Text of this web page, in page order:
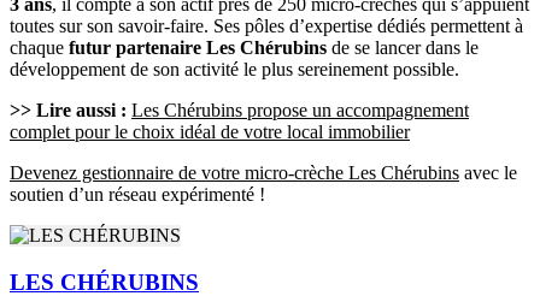
3 ans, il compte à son actif près de 250 micro-crèches qui s’appuient
toutes sur son savoir-faire. Ses pôles d’expertise dédiés permettent à
chaque futur partenaire Les Chérubins de se lancer dans le
développement de son activité le plus sereinement possible.
>> Lire aussi : Les Chérubins propose un accompagnement
complet pour le choix idéal de votre local immobilier
Devenez gestionnaire de votre micro-crèche Les Chérubins avec le
soutien d’un réseau expérimenté !
LES CHÉRUBINS